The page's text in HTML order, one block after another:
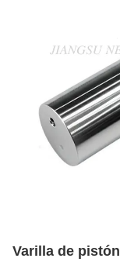
Varilla de